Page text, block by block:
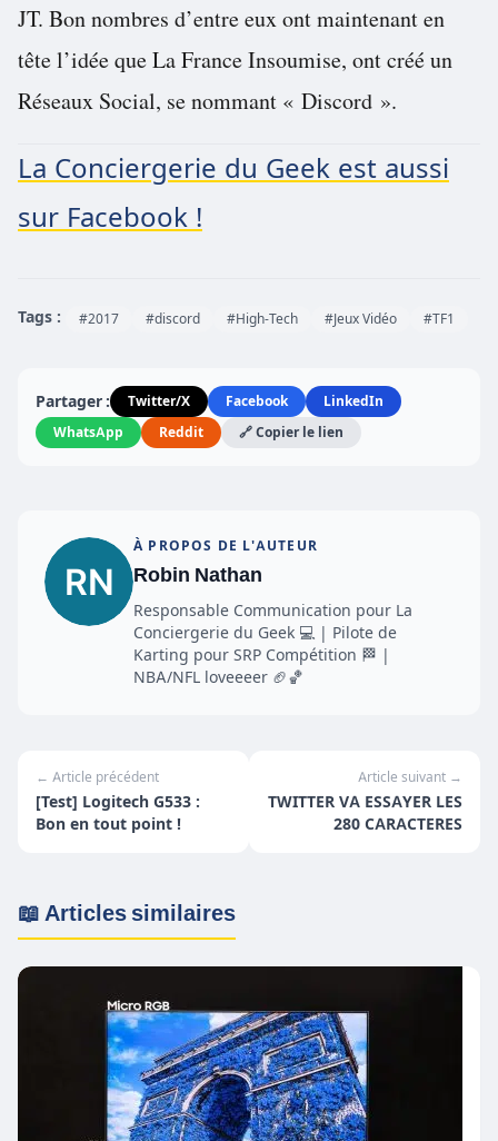
JT. Bon nombres d’entre eux ont maintenant en
tête l’idée que La France Insoumise, ont créé un
Réseaux Social, se nommant « Discord ».
La Conciergerie du Geek est aussi
sur Facebook !
Tags : #2017 #discord #High-Tech #Jeux Vidéo #TF1
Partager : Twitter/X Facebook
LinkedIn
WhatsApp
Reddit 🔗 Copier le lien
À PROPOS DE L'AUTEUR
Robin Nathan
Responsable Communication pour La
Conciergerie du Geek 💻 | Pilote de
Karting pour SRP Compétition 🏁 |
NBA/NFL loveeeer 🏈🏀
← Article précédent
[Test] Logitech G533 :
Bon en tout point !
Article suivant →
TWITTER VA ESSAYER LES
280 CARACTERES
📖 Articles similaires